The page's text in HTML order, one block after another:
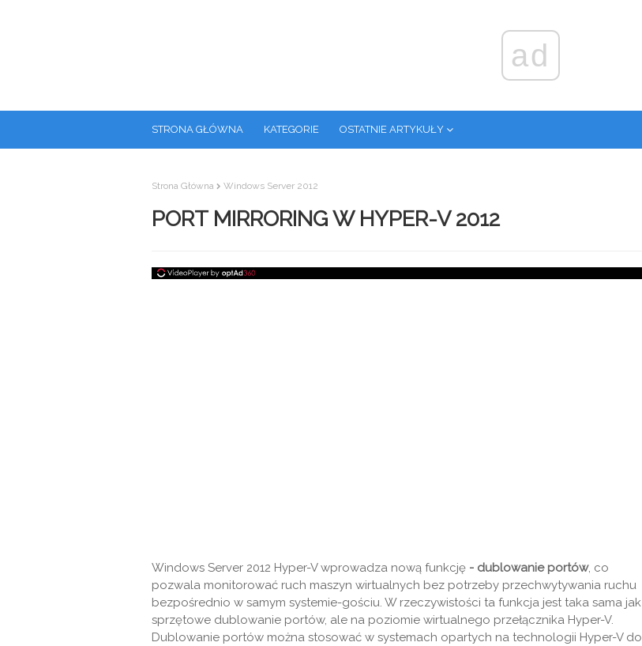
ad
STRONA GŁÓWNA KATEGORIE OSTATNIE ARTYKUŁY
Strona Główna Windows Server 2012
PORT MIRRORING W HYPER-V 2012
Windows Server 2012 Hyper-V wprowadza nową funkcję - dublowanie portów, co
pozwala monitorować ruch maszyn wirtualnych bez potrzeby przechwytywania ruchu
bezpośrednio w samym systemie-gościu. W rzeczywistości ta funkcja jest taka sama jak
sprzętowe dublowanie portów, ale na poziomie wirtualnego przełącznika Hyper-V.
Dublowanie portów można stosować w systemach opartych na technologii Hyper-V do